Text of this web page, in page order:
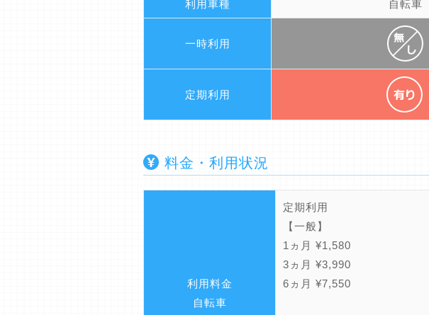
利用車種 自転車
一時利用
定期利用
料金・利用状況
利用料金
自転車
定期利用
【一般】
1ヵ月 ¥1,580
3ヵ月 ¥3,990
6ヵ月 ¥7,550